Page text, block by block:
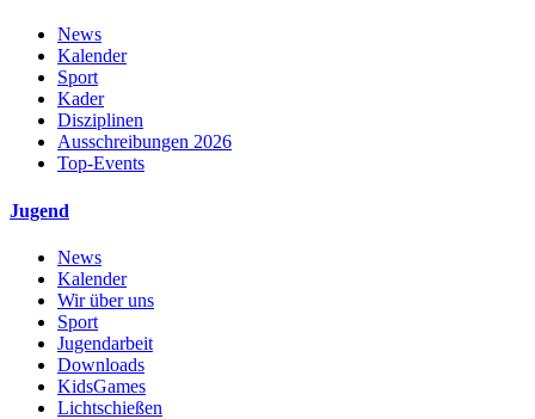
News
Kalender
Sport
Kader
Disziplinen
Ausschreibungen 2026
Top-Events
Jugend
News
Kalender
Wir über uns
Sport
Jugendarbeit
Downloads
KidsGames
Lichtschießen